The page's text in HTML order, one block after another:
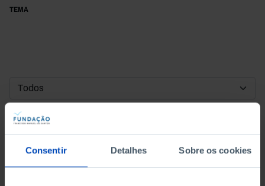
Consentir Detalhes Sobre os cookies
TEMA
DATA DE INÍCIO
DATA DE FIM